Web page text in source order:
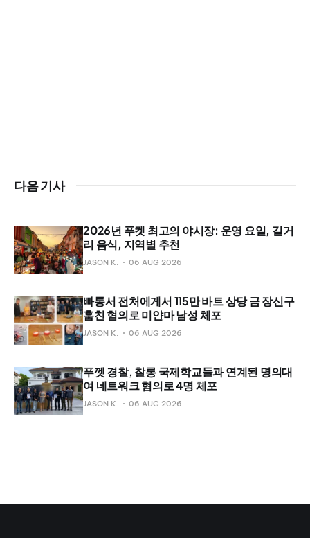
다음 기사
2026년 푸켓 최고의 야시장: 운영 요일, 길거
리 음식, 지역별 추천
JASON K. 06 AUG 2026
빠통서 전처에게서 115만 바트 상당 금 장신구
훔친 혐의로 미얀마 남성 체포
JASON K. 06 AUG 2026
푸껫 경찰, 찰롱 국제학교들과 연계된 명의대
여 네트워크 혐의로 4명 체포
JASON K. 06 AUG 2026